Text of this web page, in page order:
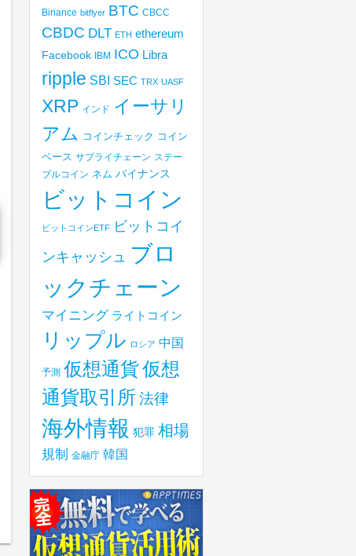
Binance bitflyer BTC CBCC
CBDC DLT ETH ethereum
Facebook IBM ICO Libra
ripple SBI SEC TRX UASF
XRP インド イーサリ
アム コインチェック コイン
ベース サプライチェーン ステー
ブルコイン ネム バイナンス
ビットコイン
ビットコインETF
ビットコイ
ンキャッシュ ブロ
ックチェーン
マイニング ライトコイン
リップル ロシア 中国
予測 仮想通貨仮想
通貨取引所 法律
海外情報 犯罪 相場
規制 金融庁 韓国